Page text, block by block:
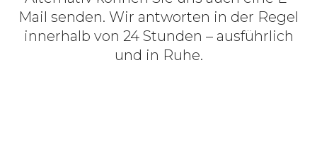
Mail senden. Wir antworten in der Regel
innerhalb von 24 Stunden – ausführlich
und in Ruhe.